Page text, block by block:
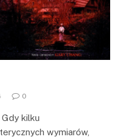
0
Gdy kilku
wymiarów,